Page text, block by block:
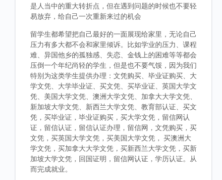
是人当中的重大转折点，但在遇到问题的时候也不要轻
易放弃，给自己一次重新来过的机会
留学生都希望把自己最好的一面展现给家里，无论自己
压力有多大都不会和家里倾诉。比如学业的压力、课程
难、异国他乡的孤独感、失恋、金钱上的困难等等都会
压倒一个年纪尚轻的学生，但是也不要气馁，因为我们
特别为这类学生提供办理：文凭购买、毕业证购买、大
学文凭、大学毕业证、买文凭、买毕业证、英国大学文
凭、美国大学文凭、澳洲大学文凭、加拿大大学文凭、
新加坡大学文凭、新西兰大学文凭、教育部认证、买文
凭，买毕业证，毕业证购买，买大学文凭，留信网认
证，留信认证，留信认证办理，留信网，文凭购买，买
文凭，买英国大学文凭，买美国大学文凭， 买澳洲大
学文凭，买加拿大大学文凭，买新西兰大学文凭，买新
加坡大学文凭，回国证明，留信网认证，学历认证。从
而完成就业。